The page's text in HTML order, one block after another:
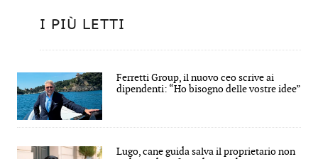
I PIÙ LETTI
Ferretti Group, il nuovo ceo scrive ai
dipendenti: “Ho bisogno delle vostre idee”
Lugo, cane guida salva il proprietario non